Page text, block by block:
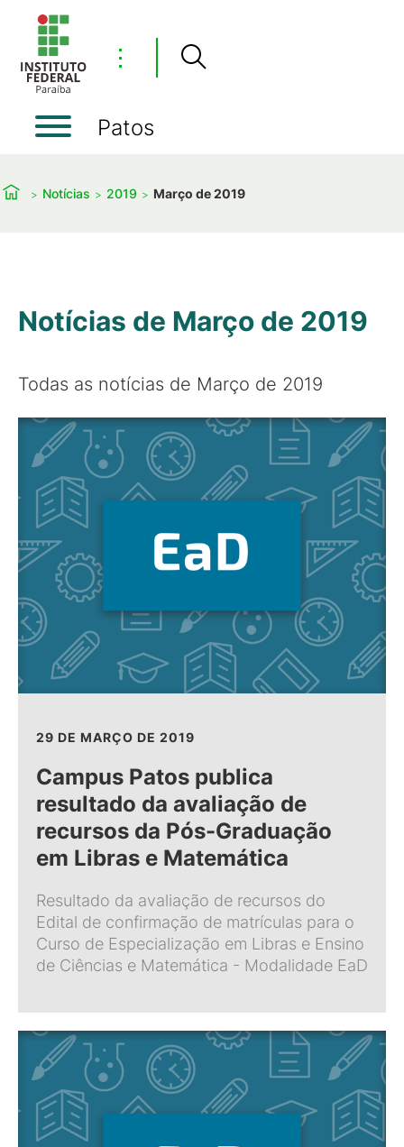
⋮
Patos
Notícias 2019 Março de 2019
Notícias de Março de 2019
Todas as notícias de Março de 2019
29 DE MARÇO DE 2019
Campus Patos publica
resultado da avaliação de
recursos da Pós-Graduação
em Libras e Matemática
Resultado da avaliação de recursos do
Edital de confirmação de matrículas para o
Curso de Especialização em Libras e Ensino
de Ciências e Matemática - Modalidade EaD